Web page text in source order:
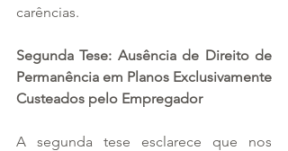
carências.
Segunda Tese: Ausência de Direito de
Permanência em Planos Exclusivamente
Custeados pelo Empregador
A segunda tese esclarece que nos